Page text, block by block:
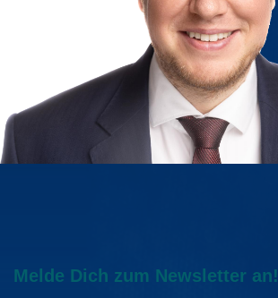
Melde Dich zum Newsletter an!